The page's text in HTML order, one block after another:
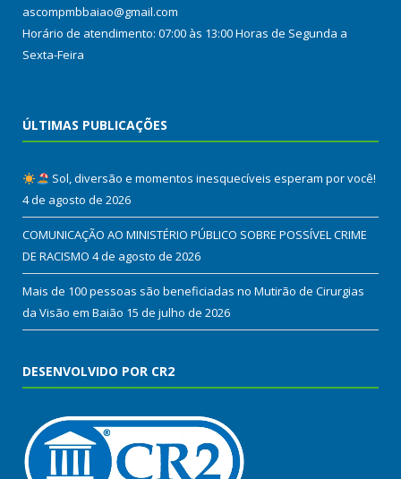
ascompmbbaiao@gmail.com
Horário de atendimento: 07:00 às 13:00 Horas de Segunda a
Sexta-Feira
ÚLTIMAS PUBLICAÇÕES
Sol, diversão e momentos inesquecíveis esperam por você!
4 de agosto de 2026
COMUNICAÇÃO AO MINISTÉRIO PÚBLICO SOBRE POSSÍVEL CRIME
DE RACISMO 4 de agosto de 2026
Mais de 100 pessoas são beneficiadas no Mutirão de Cirurgias
da Visão em Baião 15 de julho de 2026
DESENVOLVIDO POR CR2